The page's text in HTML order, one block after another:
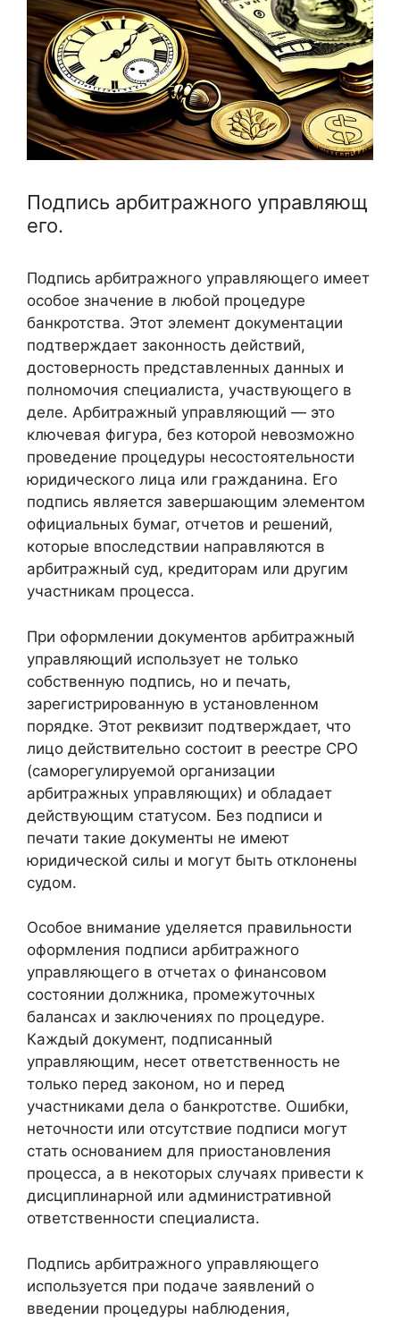
Подпись арбитражного управляющ
его.
Подпись арбитражного управляющего имеет
особое значение в любой процедуре
банкротства. Этот элемент документации
подтверждает законность действий,
достоверность представленных данных и
полномочия специалиста, участвующего в
деле. Арбитражный управляющий — это
ключевая фигура, без которой невозможно
проведение процедуры несостоятельности
юридического лица или гражданина. Его
подпись является завершающим элементом
официальных бумаг, отчетов и решений,
которые впоследствии направляются в
арбитражный суд, кредиторам или другим
участникам процесса.
При оформлении документов арбитражный
управляющий использует не только
собственную подпись, но и печать,
зарегистрированную в установленном
порядке. Этот реквизит подтверждает, что
лицо действительно состоит в реестре СРО
(саморегулируемой организации
арбитражных управляющих) и обладает
действующим статусом. Без подписи и
печати такие документы не имеют
юридической силы и могут быть отклонены
судом.
Особое внимание уделяется правильности
оформления подписи арбитражного
управляющего в отчетах о финансовом
состоянии должника, промежуточных
балансах и заключениях по процедуре.
Каждый документ, подписанный
управляющим, несет ответственность не
только перед законом, но и перед
участниками дела о банкротстве. Ошибки,
неточности или отсутствие подписи могут
стать основанием для приостановления
процесса, а в некоторых случаях привести к
дисциплинарной или административной
ответственности специалиста.
Подпись арбитражного управляющего
используется при подаче заявлений о
введении процедуры наблюдения,